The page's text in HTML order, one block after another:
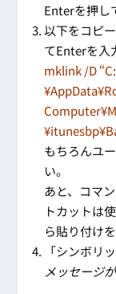
Enterを押し
以下をコピ
てEnterを入
mklink /D
もちろんユ
い。
あと、コマ
トカットは
ら貼り付け
「シンボリ
メッセージ